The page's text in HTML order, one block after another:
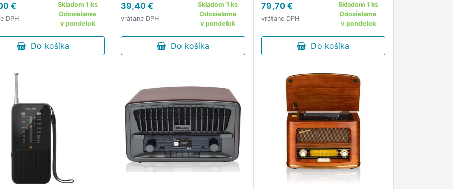
Modrý LCD displej
equalizer Výkon
W RMS, 240 W PMPO
ovládač …
€
DPH
Skladom 1 ks
Odosielame
v pondelok
Do košíka
slúchadlá Výkon 1x0,87W RMS
Napájanie 230V cez adaptér
Batérie 4 x LR6 ( nie sú
súčasťou balenia)
39,40 €
vrátane DPH
Skladom 1 ks
Odosielame
v pondelok
Do košíka
jack Výstup: Slúchadlá 3,5mm
jack Modrý LCD displej Výkon 2
x 1,8 W RMS
79,70 €
vrátane DPH
Skladom 1 ks
Odosielame
v pondelok
Do košíka